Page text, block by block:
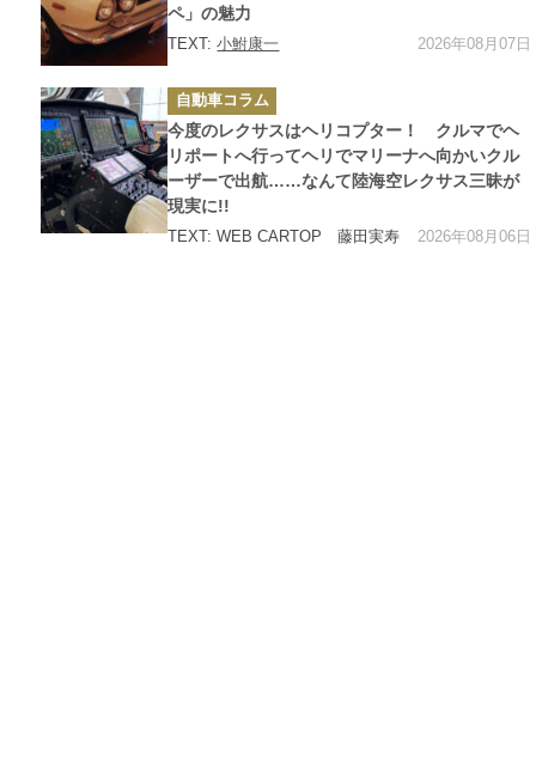
ペ」の魅力
TEXT:小鮒康一 2026年08月07日
カ
テ
ゴ
リ
ー
自動車コラム
今度のレクサスはヘリコプター！ クルマでヘ
リポートへ行ってヘリでマリーナへ向かいクル
ーザーで出航……なんて陸海空レクサス三昧が
現実に!!
TEXT: WEB CARTOP 藤田実寿 2026年08月06日